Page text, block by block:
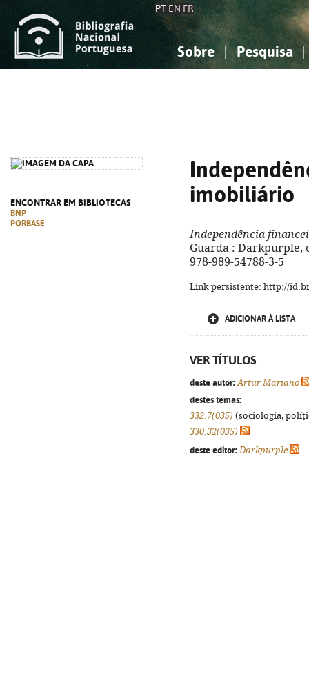
PT EN FR
Sobre Pesquisa
ENCONTRAR EM BIBLIOTECAS
BNP
PORBASE
imobiliário
Independência
Guarda : Darkpurple,
978-989-54788-3-5
Link persistente: http://
ADICIONAR À LISTA
VER TÍTULOS
deste autor: Artur Mariano
destes temas:
332.7(035) (sociologia,
330.32(035)
deste editor: Darkpurple